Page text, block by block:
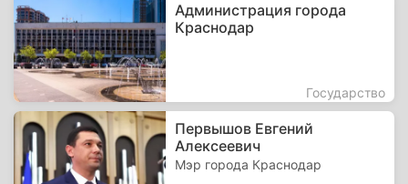
Администрация города
Краснодар
Государство
Первышов Евгений
Алексеевич
Мэр города Краснодар